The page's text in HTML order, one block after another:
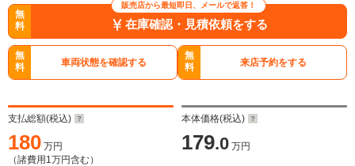
販売店から最短即日、メールで返答！
無
料
在庫確認・見積依頼をする
無
料
車両状態を確認する
無
料
来店予約をする
支払総額(税込)
180 万円
（諸費用 1万円含む）
本体価格(税込)
179.0 万円